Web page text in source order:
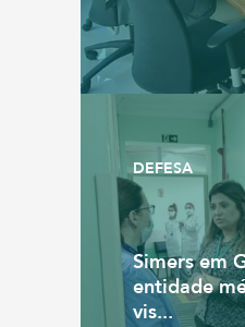
DEFESA
Simers em
entidade
vis...